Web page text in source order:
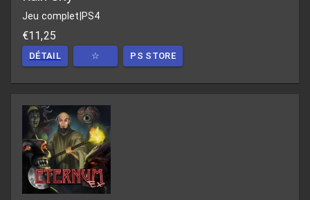
Jeu complet PS4
€11,25
DÉTAIL ☆ PS STORE